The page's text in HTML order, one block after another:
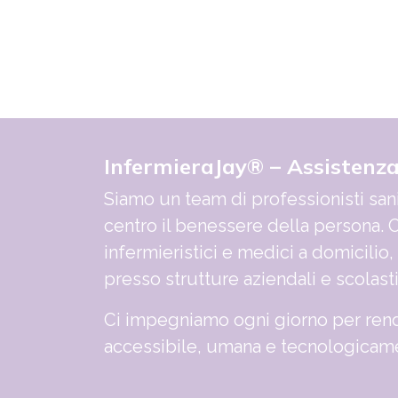
InfermieraJay® –
Siamo un team di professionisti
centro il benessere della persona.
infermieristici e medici a
presso strutture aziendali e
Ci impegniamo ogni giorno per
accessibile, umana e